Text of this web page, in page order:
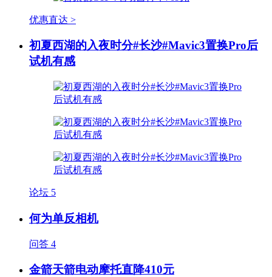
优惠直达 >
初夏西湖的入夜时分#长沙#Mavic3置换Pro后
试机有感
论坛 5
何为单反相机
问答 4
金箭天箭电动摩托直降410元